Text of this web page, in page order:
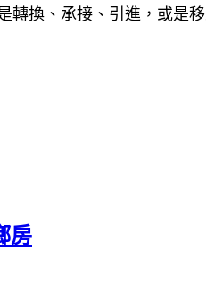
換、承接、引進，或是
房